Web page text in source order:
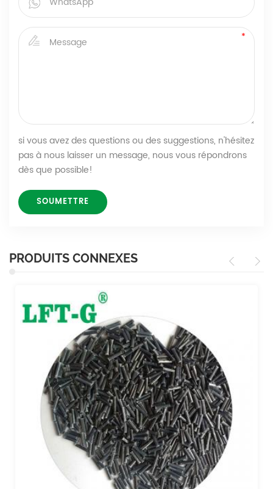
si vous avez des questions ou des suggestions, n'hésitez
pas à nous laisser un message, nous vous répondrons
dès que possible!
PRODUITS CONNEXES